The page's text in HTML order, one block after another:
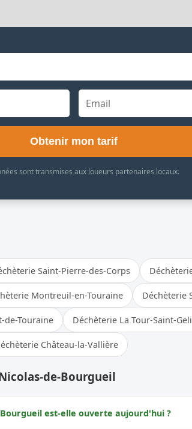
Obtenir mon tarif
sont transmises aux loueurs partenaires locaux.
Saint-Pierre-des-Corps
Montreuil-en-Touraine Déchèterie
de-Touraine Déchèterie La Tour-Saint-
Château-la-Vallière
de-Bourgueil
est-elle ouverte aujourd'hui ?